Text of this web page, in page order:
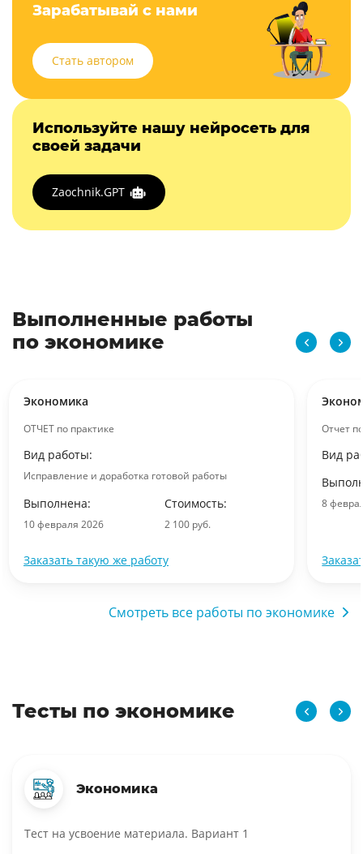
Зарабатывай с нами
Стать автором
Используйте нашу нейросеть для
своей задачи
Zaochnik.GPT
Выполненные работы
по экономике
Экономика
ОТЧЕТ по практике
Вид работы:
Исправление и доработка готовой работы
Выполнена:
10 февраля 2026
Стоимость:
2 100 руб.
Заказать такую же работу
Отчет
Вид
8
Смотреть все работы по экономике
Тесты по экономике
Экономика
Тест на усвоение материала. Вариант 1